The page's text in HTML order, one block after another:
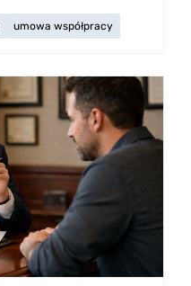
umowa współpracy